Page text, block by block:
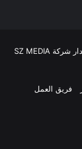
© حقوق النشر 2026، جميع الحقوق محفوظة | اصدار شركة SZ MEDIA
فريق العمل